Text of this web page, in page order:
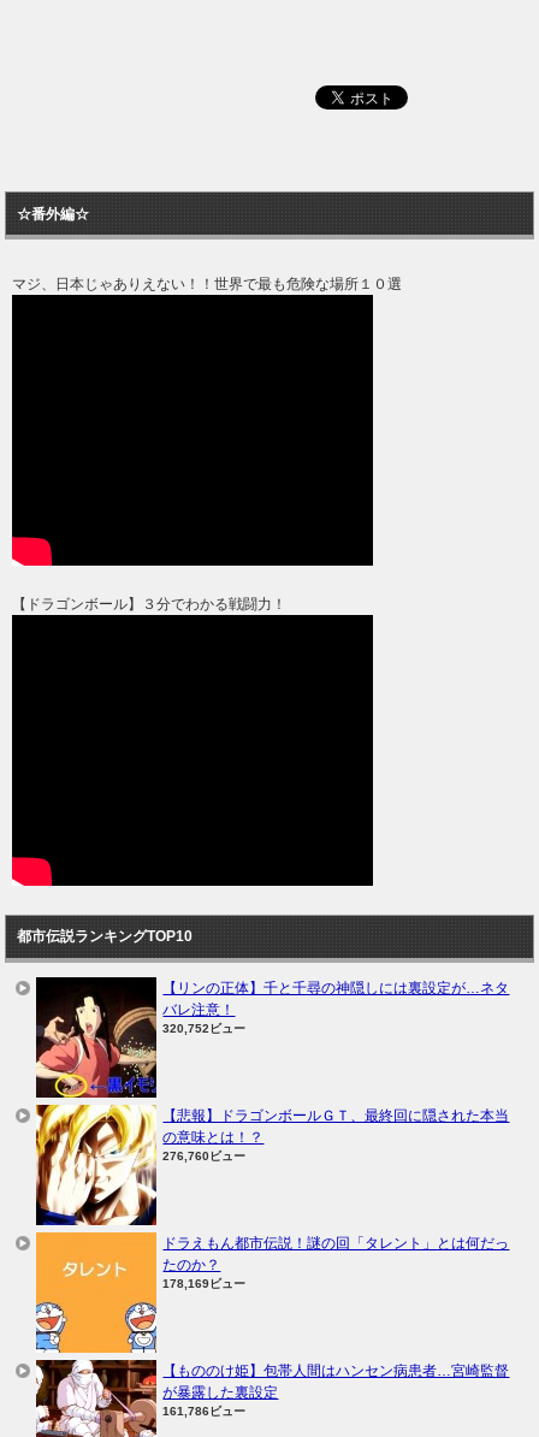
☆番外編☆
マジ、日本じゃありえない！！世界で最も危険な場所１０選
【ドラゴンボール】３分でわかる戦闘力！
都市伝説ランキングTOP10
【リンの正体】千と千尋の神隠しには裏設定が…ネタ
バレ注意！
320,752ビュー
【悲報】ドラゴンボールＧＴ、最終回に隠された本当
の意味とは！？
276,760ビュー
ドラえもん都市伝説！謎の回「タレント」とは何だっ
たのか？
178,169ビュー
【もののけ姫】包帯人間はハンセン病患者…宮崎監督
が暴露した裏設定
161,786ビュー